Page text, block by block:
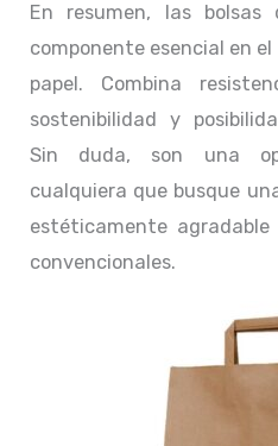
En resumen, las
componente esencial en
papel. Combina
sostenibilidad y
Sin duda, son una
cualquiera que busque
estéticamente
convencionales.